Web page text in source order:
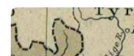
corso…